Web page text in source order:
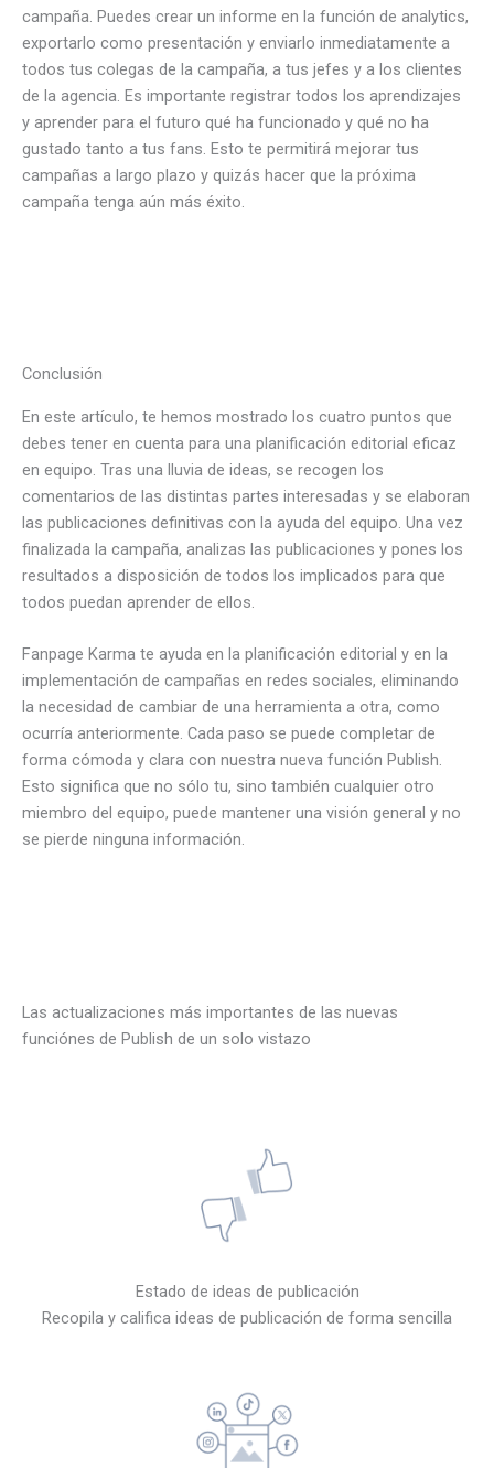
campaña. Puedes crear un informe en la función de analytics,
exportarlo como presentación y enviarlo inmediatamente a
todos tus colegas de la campaña, a tus jefes y a los clientes
de la agencia. Es importante registrar todos los aprendizajes
y aprender para el futuro qué ha funcionado y qué no ha
gustado tanto a tus fans. Esto te permitirá mejorar tus
campañas a largo plazo y quizás hacer que la próxima
campaña tenga aún más éxito.
Conclusión
En este artículo, te hemos mostrado los cuatro puntos que
debes tener en cuenta para una planificación editorial eficaz
en equipo. Tras una lluvia de ideas, se recogen los
comentarios de las distintas partes interesadas y se elaboran
las publicaciones definitivas con la ayuda del equipo. Una vez
finalizada la campaña, analizas las publicaciones y pones los
resultados a disposición de todos los implicados para que
todos puedan aprender de ellos.
Fanpage Karma te ayuda en la planificación editorial y en la
implementación de campañas en redes sociales, eliminando
la necesidad de cambiar de una herramienta a otra, como
ocurría anteriormente. Cada paso se puede completar de
forma cómoda y clara con nuestra nueva función Publish.
Esto significa que no sólo tu, sino también cualquier otro
miembro del equipo, puede mantener una visión general y no
se pierde ninguna información.
Las actualizaciones más importantes de las nuevas
funciónes de Publish de un solo vistazo
Estado de ideas de publicación
Recopila y califica ideas de publicación de forma sencilla